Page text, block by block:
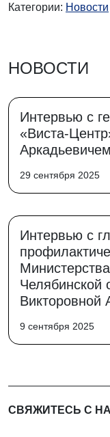
Категории: Новости
НОВОСТИ
Интервью с
«Виста-
29 сентября 2025
Интервью с
Челябинской
Викторовной
9 сентября 2025
СВЯЖИТЕСЬ С